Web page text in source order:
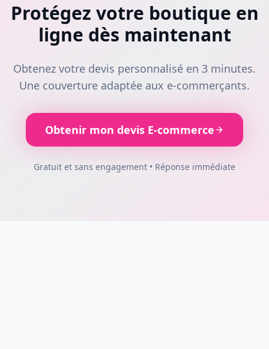
Protégez votre boutique en
ligne dès maintenant
Obtenez votre devis personnalisé en 3 minutes.
Une couverture adaptée aux e-commerçants.
Obtenir mon devis E-commerce
Gratuit et sans engagement • Réponse immédiate